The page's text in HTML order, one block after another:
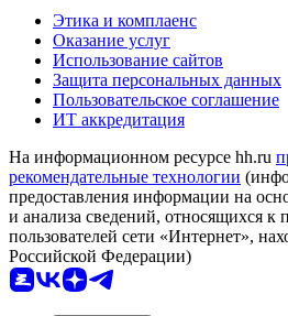
Этика и комплаенс
Оказание услуг
Использование сайтов
Защита персональных данных
Пользовательское соглашение
ИТ аккредитация
На информационном ресурсе hh.ru
рекомендательные технологии
предоставления информации на
и анализа сведений, относящихся к
пользователей сети «Интернет»,
Российской Федерации)